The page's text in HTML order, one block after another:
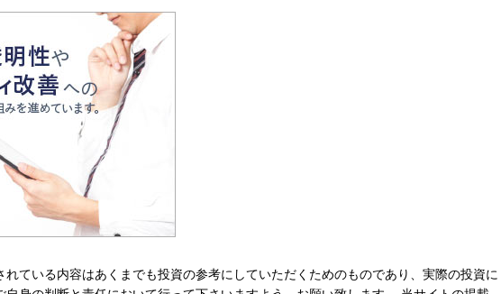
れている内容はあくまでも投資の参考にしていただくためのものであり、実際の投資に